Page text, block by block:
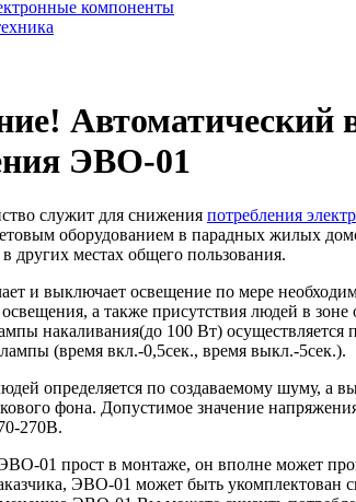
компоненты
Автоматический
ЭВО-01
служит для снижения потребления
оборудованием в парадных жилых
других местах общего пользования.
и выключает освещение по мере
освещения, а также присутствия людей в
накаливания(до 100 Вт) осуществляется
(время вкл.-0,5сек., время выкл.-5сек.).
определяется по создаваемому шуму, а
фона. Допустимое значение
270В.
01 прост в монтаже, он вполне может
ЭВО-01 может быть укомплектован